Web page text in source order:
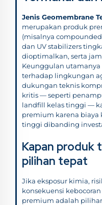
Jenis Geomembrane
merupakan produk
(misalnya
dan UV stabilizers
dioptimalkan, serta
Keunggulan
terhadap lingkungan
dukungan teknis
kritis — seperti
landfill kelas tinggi —
premium karena biaya
tinggi dibanding
Kapan produk
pilihan tepat
Jika eksposur kimia,
konsekuensi
premium adalah